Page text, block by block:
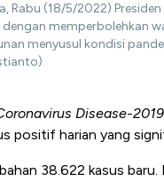
Rabu (18/5/2022)
memperbolehkan
menyusul kondisi
Disease-2019
positif harian yang
38.622 kasus baru.